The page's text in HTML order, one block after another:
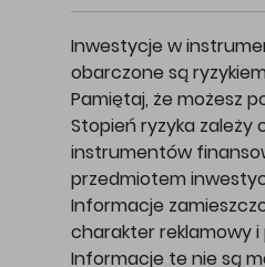
Inwestycje w
obarczone są
Pamiętaj, że możesz
Stopień ryzyka zależy
instrumentów
przedmiotem
Informacje
charakter reklamowy
Informacje te nie są